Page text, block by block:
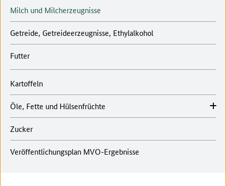
Milch und Milcherzeugnisse
Getreide, Getreideerzeugnisse, Ethylalkohol
Futter
Kartoffeln
Öle, Fette und Hülsenfrüchte
Zucker
Veröffentlichungsplan MVO-Ergebnisse